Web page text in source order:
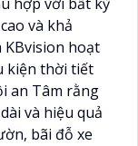
và khả
KBvision hoạt
kiện thời tiết
an Tâm rằng
và hiệu quả
bãi đỗ xe